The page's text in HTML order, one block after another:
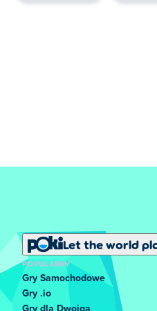
obrażenia z bliskiej
umiejętnością jest shuriken,
może rzucić czar na
również umiejętność walki
się na wroga i zadać
umiejętnością jest topór do
obrażenia i może rzucić
Let the world
POPULARNY
Gry Samochodowe
Gry .io
Gry dla Dwojga